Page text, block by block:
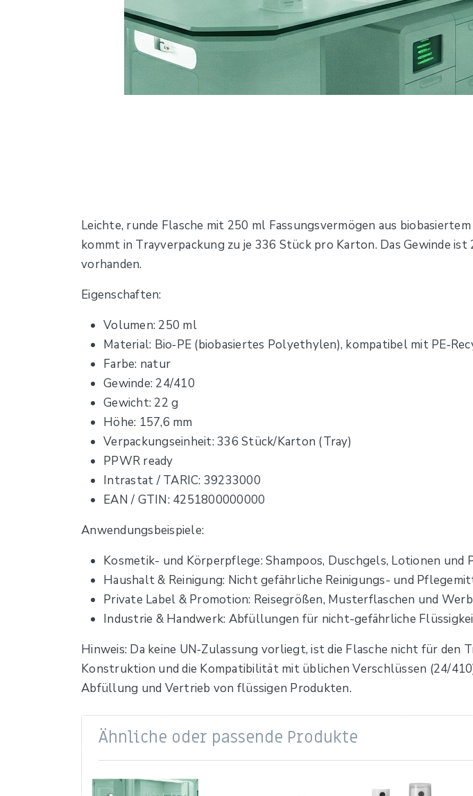
Leichte, runde Flasche mit 250 ml Fassungsvermögen aus
kommt in Trayverpackung zu je 336 Stück pro Karton. Das Gewinde
vorhanden.
Eigenschaften:
Volumen: 250 ml
Material: Bio‑PE (biobasiertes Polyethylen), kompatibel mit
Farbe: natur
Gewinde: 24/410
Gewicht: 22 g
Höhe: 157,6 mm
Verpackungseinheit: 336 Stück/Karton (Tray)
PPWR ready
Intrastat / TARIC: 39233000
EAN / GTIN: 4251800000000
Anwendungsbeispiele:
Kosmetik- und Körperpflege: Shampoos, Duschgels, Lotionen und
Haushalt & Reinigung: Nicht gefährliche Reinigungs- und
Private Label & Promotion: Reisegrößen, Musterflaschen und
Industrie & Handwerk: Abfüllungen für nicht-gefährliche
Hinweis: Da keine UN‑Zulassung vorliegt, ist die Flasche nicht für
Konstruktion und die Kompatibilität mit üblichen Verschlüssen (24/
Abfüllung und Vertrieb von flüssigen Produkten.
Ähnliche oder passende Produkte